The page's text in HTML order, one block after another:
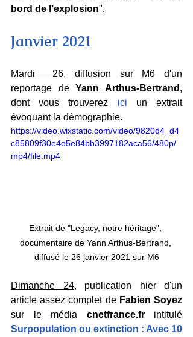
bord de l’explosion".
Janvier 2021
Mardi  26, diffusion sur M6 d'un
reportage de Yann Arthus-Bertrand ,
dont vous trouverez ici un extrait
évoquant la démographie.
https://video.wixstatic.com/video/9820d4_d4
c85809f30e4e5e84bb3997182aca56/480p/
mp4/file.mp4
Extrait de "Legacy, notre héritage",
documentaire de Yann Arthus-Bertrand,
diffusé le 26 janvier 2021 sur M6
Dimanche 24, publication hier d'un
article assez complet de Fabien Soyez
sur le média cnetfrance.fr
Surpopulation ou extinction : Avec 10